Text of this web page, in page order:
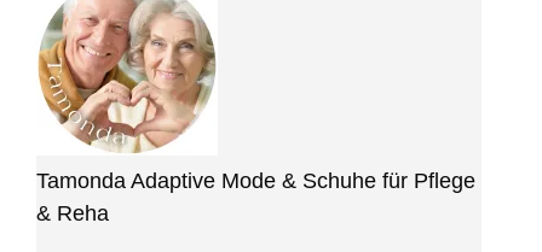
Tamonda Adaptive Mode & Schuhe für Pflege
& Reha